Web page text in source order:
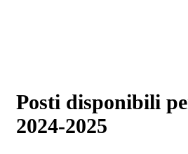
Posti disponibili
2024-2025